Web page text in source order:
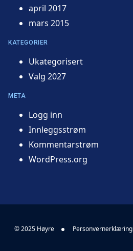
april 2017
mars 2015
KATEGORIER
Ukategorisert
Valg 2027
META
Logg inn
Innleggsstrøm
Kommentarstrøm
WordPress.org
© 2025 Høyre Personvernerklæring